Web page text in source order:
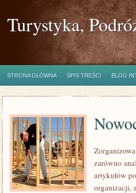
Turystyka,
STRONA GŁÓWNA SPIS TREŚCI BLOG
zarówno
artykułów
organizacji,